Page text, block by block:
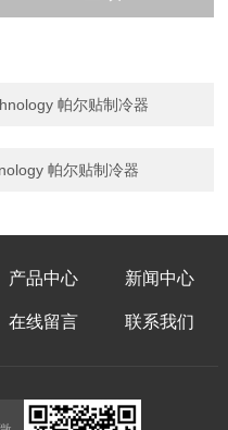
帕尔贴制冷器
帕尔贴制冷器
产品中心 新闻中心
在线留言 联系我们